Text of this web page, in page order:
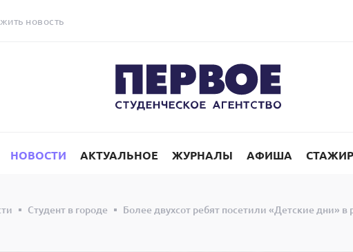
новость
НОВОСТИ АКТУАЛЬНОЕ ЖУРНАЛЫ АФИША
Студент в городе Более двухсот ребят посетили «Детские дни»